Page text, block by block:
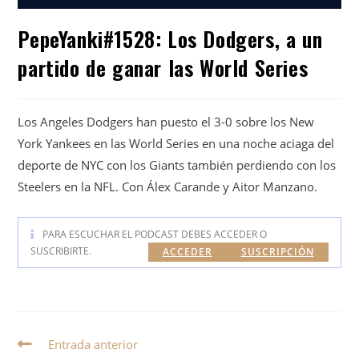
PepeYanki#1528: Los Dodgers, a un
partido de ganar las World Series
Los Angeles Dodgers han puesto el 3-0 sobre los New
York Yankees en las World Series en una noche aciaga del
deporte de NYC con los Giants también perdiendo con los
Steelers en la NFL. Con Álex Carande y Aitor Manzano.
PARA ESCUCHAR EL PODCAST DEBES ACCEDER O
SUSCRIBIRTE.
SUSCRIPCIÓN
ACCEDER
Entrada anterior